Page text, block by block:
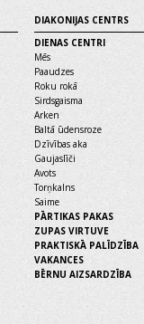
DIAKONIJAS CENTRS
DIENAS CENTRI
Mēs
Paaudzes
Roku rokā
Sirdsgaisma
Arken
Baltā ūdensroze
Dzīvības aka
Gaujaslīči
Avots
Torņkalns
Saime
PĀRTIKAS PAKAS
ZUPAS VIRTUVE
PRAKTISKĀ PALĪDZĪBA
VAKANCES
BĒRNU AIZSARDZĪBA